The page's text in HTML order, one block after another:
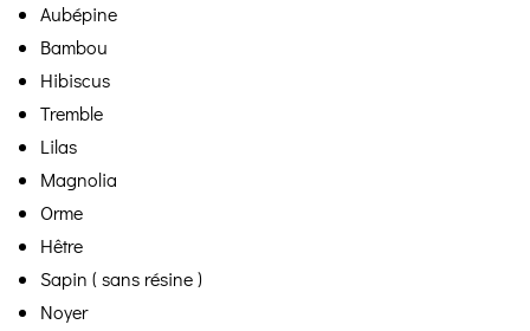
Aubépine
Bambou
Hibiscus
Tremble
Lilas
Magnolia
Orme
Hêtre
Sapin ( sans résine )
Noyer